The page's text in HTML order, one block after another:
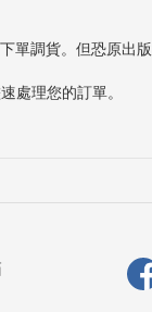
單調貨。但恐原出
處理您的訂單。